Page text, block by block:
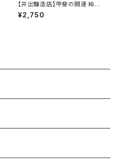
【井出醸造店】甲斐の開運 純米
吟醸
¥2,750